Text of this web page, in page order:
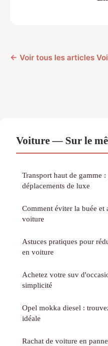
← Voir tous les articles
Voiture — Sur le
Transport haut de gamme
déplacements de luxe
Comment éviter la buée
voiture
Astuces pratiques pour
en voiture
Achetez votre suv
simplicité
Opel mokka diesel :
idéale
Rachat de voiture en